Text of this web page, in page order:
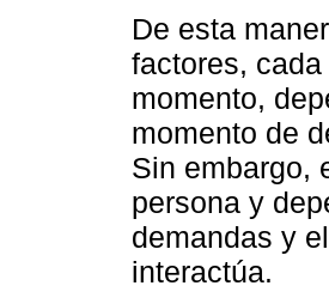
De esta
factores,
momento,
momento de
Sin embargo,
persona y
demandas y
interactúa.